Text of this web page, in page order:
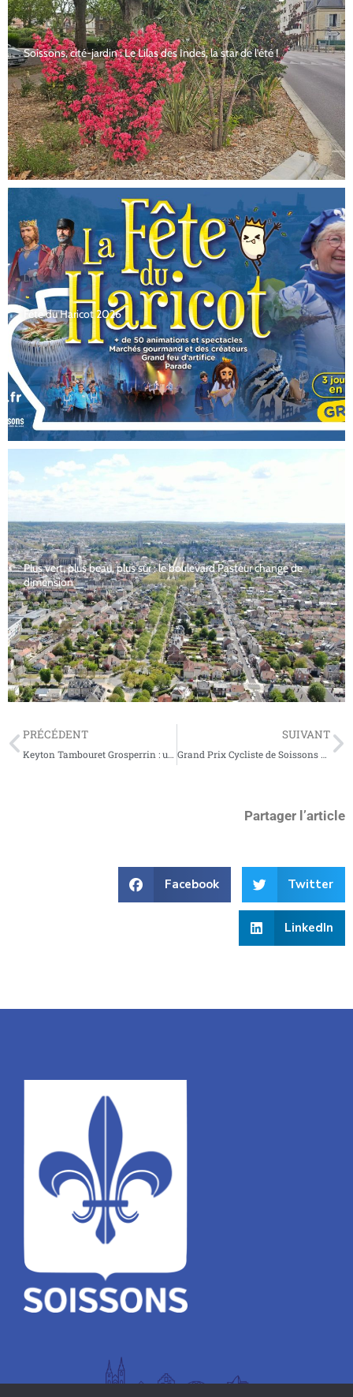
Soissons, cité-jardin : Le Lilas des Indes, la star de l’été !
Fête du Haricot 2026
Plus vert, plus beau, plus sûr : le boulevard Pasteur change de
dimension
PRÉCÉDENT
Keyton Tambouret Grosperrin : un soissonnais aux Championnats de France
SUIVANT
Grand Prix Cycliste de Soissons 2026 : la ville au rythme du peloton ce soir.
Partager l’article
Facebook Twitter
LinkedIn